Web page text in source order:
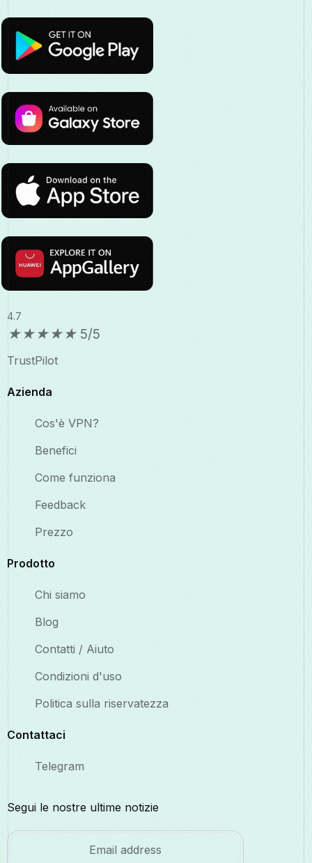
4.7
★★★★★ 5/5
TrustPilot
Azienda
Cos'è VPN?
Benefici
Come funziona
Feedback
Prezzo
Prodotto
Chi siamo
Blog
Contatti / Aiuto
Condizioni d'uso
Politica sulla riservatezza
Contattaci
Telegram
Segui le nostre ultime notizie